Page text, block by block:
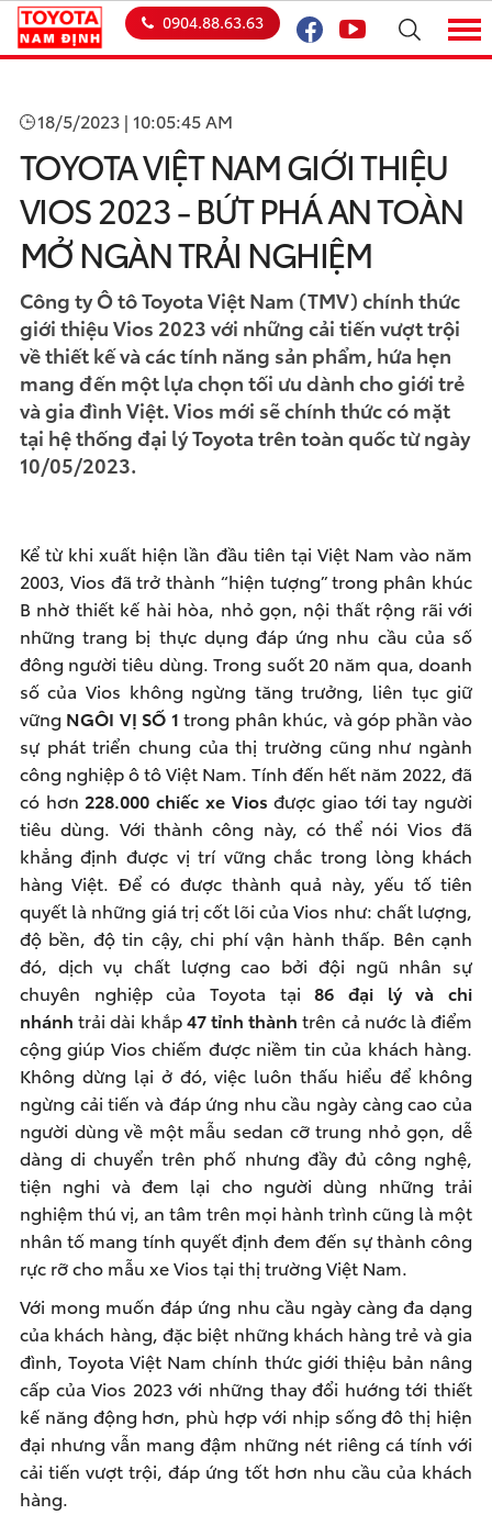
0904.88.63.63
18/5/2023 | 10:05:45 AM
TOYOTA VIỆT NAM GIỚI THIỆU
VIOS 2023 - BỨT PHÁ AN TOÀN
MỞ NGÀN TRẢI NGHIỆM
Công ty Ô tô Toyota Việt Nam (TMV) chính thức
giới thiệu Vios 2023 với những cải tiến vượt trội
về thiết kế và các tính năng sản phẩm, hứa hẹn
mang đến một lựa chọn tối ưu dành cho giới trẻ
và gia đình Việt. Vios mới sẽ chính thức có mặt
tại hệ thống đại lý Toyota trên toàn quốc từ ngày
10/05/2023.
Kể từ khi xuất hiện lần đầu tiên tại Việt Nam vào năm
2003, Vios đã trở thành “hiện tượng” trong phân khúc
B nhờ thiết kế hài hòa, nhỏ gọn, nội thất rộng rãi với
những trang bị thực dụng đáp ứng nhu cầu của số
đông người tiêu dùng. Trong suốt 20 năm qua, doanh
số của Vios không ngừng tăng trưởng, liên tục giữ
vững NGÔI VỊ SỐ 1 trong phân khúc, và góp phần vào
sự phát triển chung của thị trường cũng như ngành
công nghiệp ô tô Việt Nam. Tính đến hết năm 2022, đã
có hơn 228.000 chiếc xe Vios được giao tới tay người
tiêu dùng. Với thành công này, có thể nói Vios đã
khẳng định được vị trí vững chắc trong lòng khách
hàng Việt. Để có được thành quả này, yếu tố tiên
quyết là những giá trị cốt lõi của Vios như: chất lượng,
độ bền, độ tin cậy, chi phí vận hành thấp. Bên cạnh
đó, dịch vụ chất lượng cao bởi đội ngũ nhân sự
chuyên nghiệp của Toyota tại86 đại lý và chi
nhánh trải dài khắp47 tỉnh thành trên cả nước là điểm
cộng giúp Vios chiếm được niềm tin của khách hàng.
Không dừng lại ở đó, việc luôn thấu hiểu để không
ngừng cải tiến và đáp ứng nhu cầu ngày càng cao của
người dùng về một mẫu sedan cỡ trung nhỏ gọn, dễ
dàng di chuyển trên phố nhưng đầy đủ công nghệ,
tiện nghi và đem lại cho người dùng những trải
nghiệm thú vị, an tâm trên mọi hành trình cũng là một
nhân tố mang tính quyết định đem đến sự thành công
rực rỡ cho mẫu xe Vios tại thị trường Việt Nam.
Với mong muốn đáp ứng nhu cầu ngày càng đa dạng
của khách hàng, đặc biệt những khách hàng trẻ và gia
đình, Toyota Việt Nam chính thức giới thiệu bản nâng
cấp của Vios 2023 với những thay đổi hướng tới thiết
kế năng động hơn, phù hợp với nhịp sống đô thị hiện
đại nhưng vẫn mang đậm những nét riêng cá tính với
cải tiến vượt trội, đáp ứng tốt hơn nhu cầu của khách
hàng.